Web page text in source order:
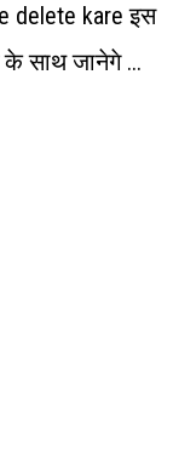
delete kare इस
के साथ जानेगे ...